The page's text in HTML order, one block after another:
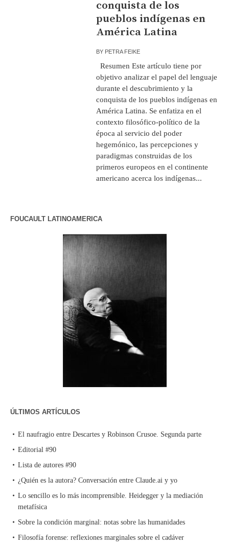
conquista de los
pueblos indígenas en
América Latina
BY PETRA FEIKE
Resumen Este artículo tiene por
objetivo analizar el papel del lenguaje
durante el descubrimiento y la
conquista de los pueblos indígenas en
América Latina. Se enfatiza en el
contexto filosófico-político de la
época al servicio del poder
hegemónico, las percepciones y
paradigmas construidas de los
primeros europeos en el continente
americano acerca los indígenas...
FOUCAULT LATINOAMERICA
ÚLTIMOS ARTÍCULOS
El naufragio entre Descartes y Robinson Crusoe. Segunda parte
Editorial #90
Lista de autores #90
¿Quién es la autora? Conversación entre Claude.ai y yo
Lo sencillo es lo más incomprensible. Heidegger y la mediación
metafísica
Sobre la condición marginal: notas sobre las humanidades
Filosofía forense: reflexiones marginales sobre el cadáver